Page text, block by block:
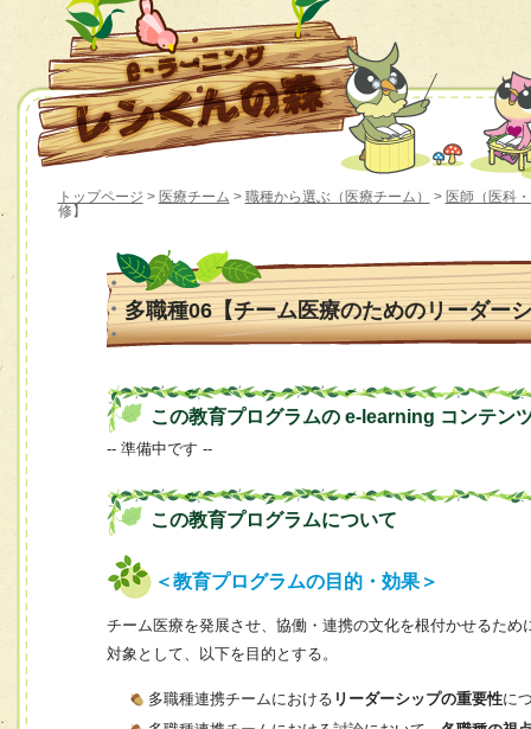
トップページ > 医療チーム > 職種から選ぶ（医療チーム） > 医師（医科
修】
多職種06【チーム医療のためのリーダー
この教育プログラムの e-learning コンテン
-- 準備中です --
この教育プログラムについて
＜教育プログラムの目的・効果＞
チーム医療を発展させ、協働・連携の文化を根付かせるた
対象として、以下を目的とする。
多職種連携チームにおける リーダーシップの重要性に